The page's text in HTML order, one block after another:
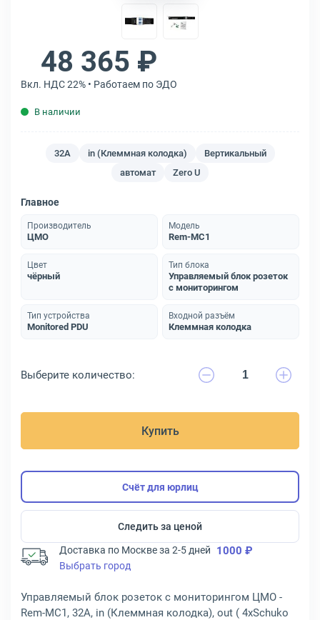
48 365 ₽
Вкл. НДС 22% • Работаем по ЭДО
В наличии
32A in (Клеммная колодка)
Вертикальный
автомат
Zero U
Главное
Производитель
ЦМО
Модель
Rem-MC1
Цвет
чёрный
Тип блока
Управляемый блок розеток
с мониторингом
Тип устройства
Monitored PDU
Входной разъём
Клеммная колодка
Выберите количество:
Купить
Счёт для юрлиц
Следить за ценой
Доставка по Москве за 2-5 дней 1000 ₽
Выбрать город
Управляемый блок розеток с мониторингом ЦМО -
Rem-MC1, 32A, in (Клеммная колодка), out ( 4xSchuko